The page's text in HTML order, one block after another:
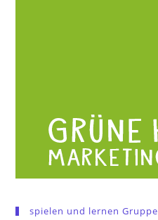
spielen und lernen Gruppe